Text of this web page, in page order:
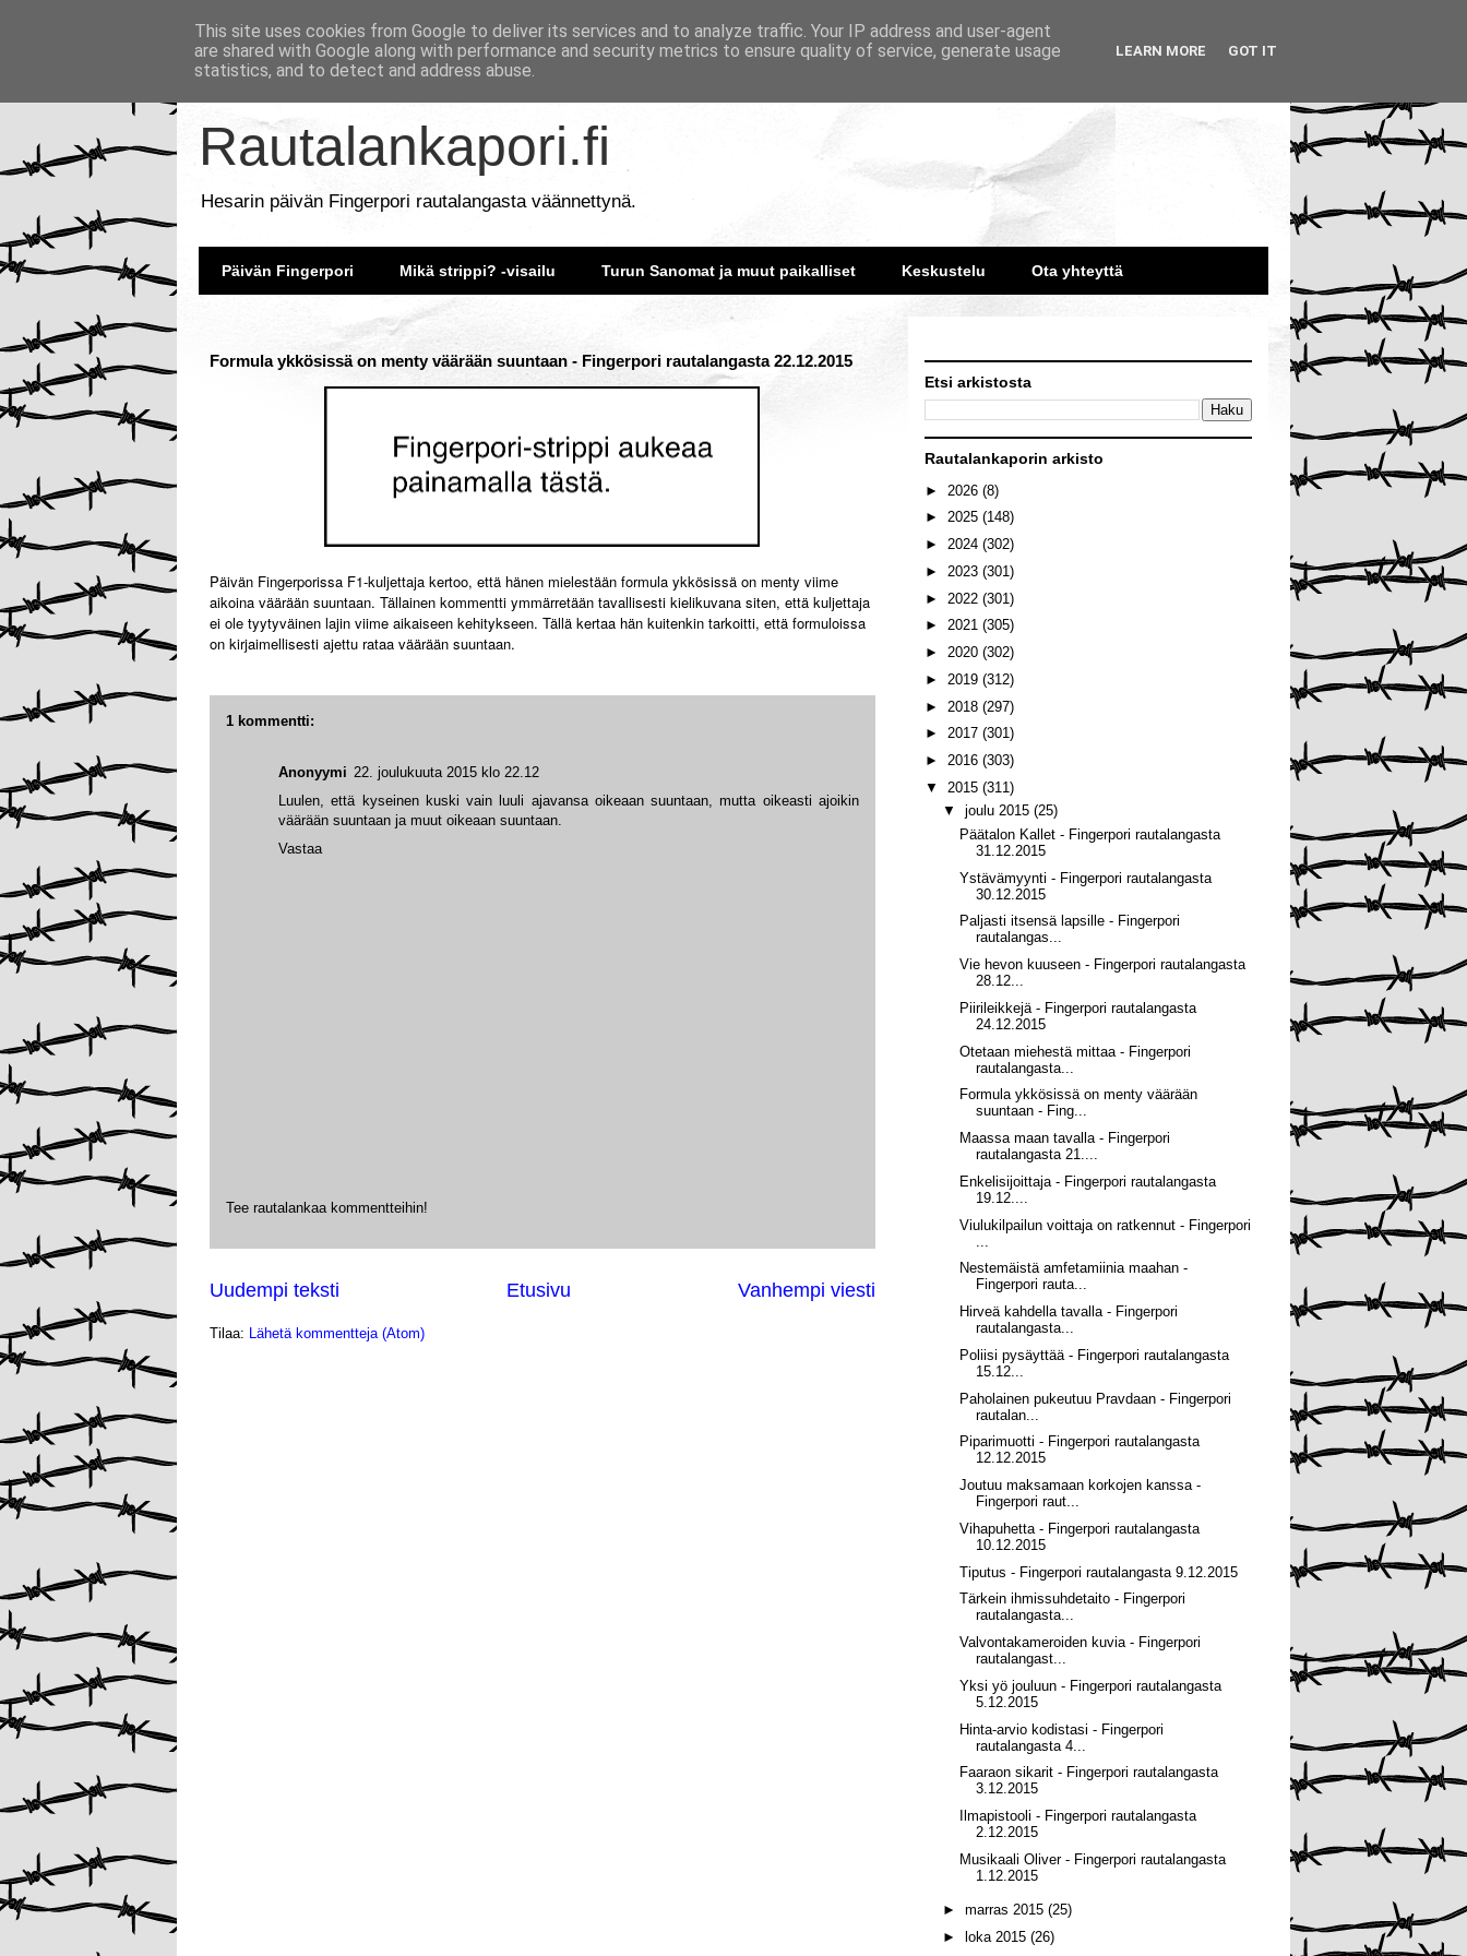
Rautalankapori.fi
Hesarin päivän Fingerpori rautalangasta väännettynä.
Päivän Fingerpori Mikä strippi? -visailu Turun Sanomat ja muut paikalliset Keskustelu Ota yhteyttä
Formula ykkösissä on menty väärään suuntaan - Fingerpori rautalangasta 22.12.2015
Päivän Fingerporissa F1-kuljettaja kertoo, että hänen mielestään formula ykkösissä on menty viime
aikoina väärään suuntaan. Tällainen kommentti ymmärretään tavallisesti kielikuvana siten, että kuljettaja
ei ole tyytyväinen lajin viime aikaiseen kehitykseen. Tällä kertaa hän kuitenkin tarkoitti, että formuloissa
on kirjaimellisesti ajettu rataa väärään suuntaan.
1 kommentti:
Anonyymi 22. joulukuuta 2015 klo 22.12
Luulen, että kyseinen kuski vain luuli ajavansa oikeaan suuntaan, mutta oikeasti ajoikin
väärään suuntaan ja muut oikeaan suuntaan.
Vastaa
Tee rautalankaa kommentteihin!
Uudempi teksti Vanhempi viesti
Etusivu
Tilaa: Lähetä kommentteja (Atom)
Etsi arkistosta
Rautalankaporin arkisto
► 2026 (8)
► 2025 (148)
► 2024 (302)
► 2023 (301)
► 2022 (301)
► 2021 (305)
► 2020 (302)
► 2019 (312)
► 2018 (297)
► 2017 (301)
► 2016 (303)
▼ 2015 (311)
▼ joulu 2015 (25)
Päätalon Kallet - Fingerpori rautalangasta
31.12.2015
Ystävämyynti - Fingerpori rautalangasta
30.12.2015
Paljasti itsensä lapsille - Fingerpori
rautalangas...
Vie hevon kuuseen - Fingerpori rautalangasta
28.12...
Piirileikkejä - Fingerpori rautalangasta
24.12.2015
Otetaan miehestä mittaa - Fingerpori
rautalangasta...
Formula ykkösissä on menty väärään
suuntaan - Fing...
Maassa maan tavalla - Fingerpori
rautalangasta 21....
Enkelisijoittaja - Fingerpori rautalangasta
19.12....
Viulukilpailun voittaja on ratkennut - Fingerpori
Nestemäistä amfetamiinia maahan -
Fingerpori rauta...
Hirveä kahdella tavalla - Fingerpori
rautalangasta...
Poliisi pysäyttää - Fingerpori rautalangasta
15.12...
Paholainen pukeutuu Pravdaan - Fingerpori
rautalan...
Piparimuotti - Fingerpori rautalangasta
12.12.2015
Joutuu maksamaan korkojen kanssa -
Fingerpori raut...
Vihapuhetta - Fingerpori rautalangasta
10.12.2015
Tiputus - Fingerpori rautalangasta 9.12.2015
Tärkein ihmissuhdetaito - Fingerpori
rautalangasta...
Valvontakameroiden kuvia - Fingerpori
rautalangast...
Yksi yö jouluun - Fingerpori rautalangasta
5.12.2015
Hinta-arvio kodistasi - Fingerpori
rautalangasta 4...
Faaraon sikarit - Fingerpori rautalangasta
3.12.2015
Ilmapistooli - Fingerpori rautalangasta
2.12.2015
Musikaali Oliver - Fingerpori rautalangasta
1.12.2015
► marras 2015 (25)
►
loka 2015 (26)
This site uses cookies from Google to deliver its services and to analyze traffic. Your IP address and user-agent
are shared with Google along with performance and security metrics to ensure quality of service, generate usage
statistics, and to detect and address abuse.
LEARN MORE GOT IT